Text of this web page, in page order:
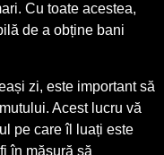
Cu toate acestea,
de a obține bani
zi, este important să
Acest lucru vă
pe care îl luați este
în măsură să